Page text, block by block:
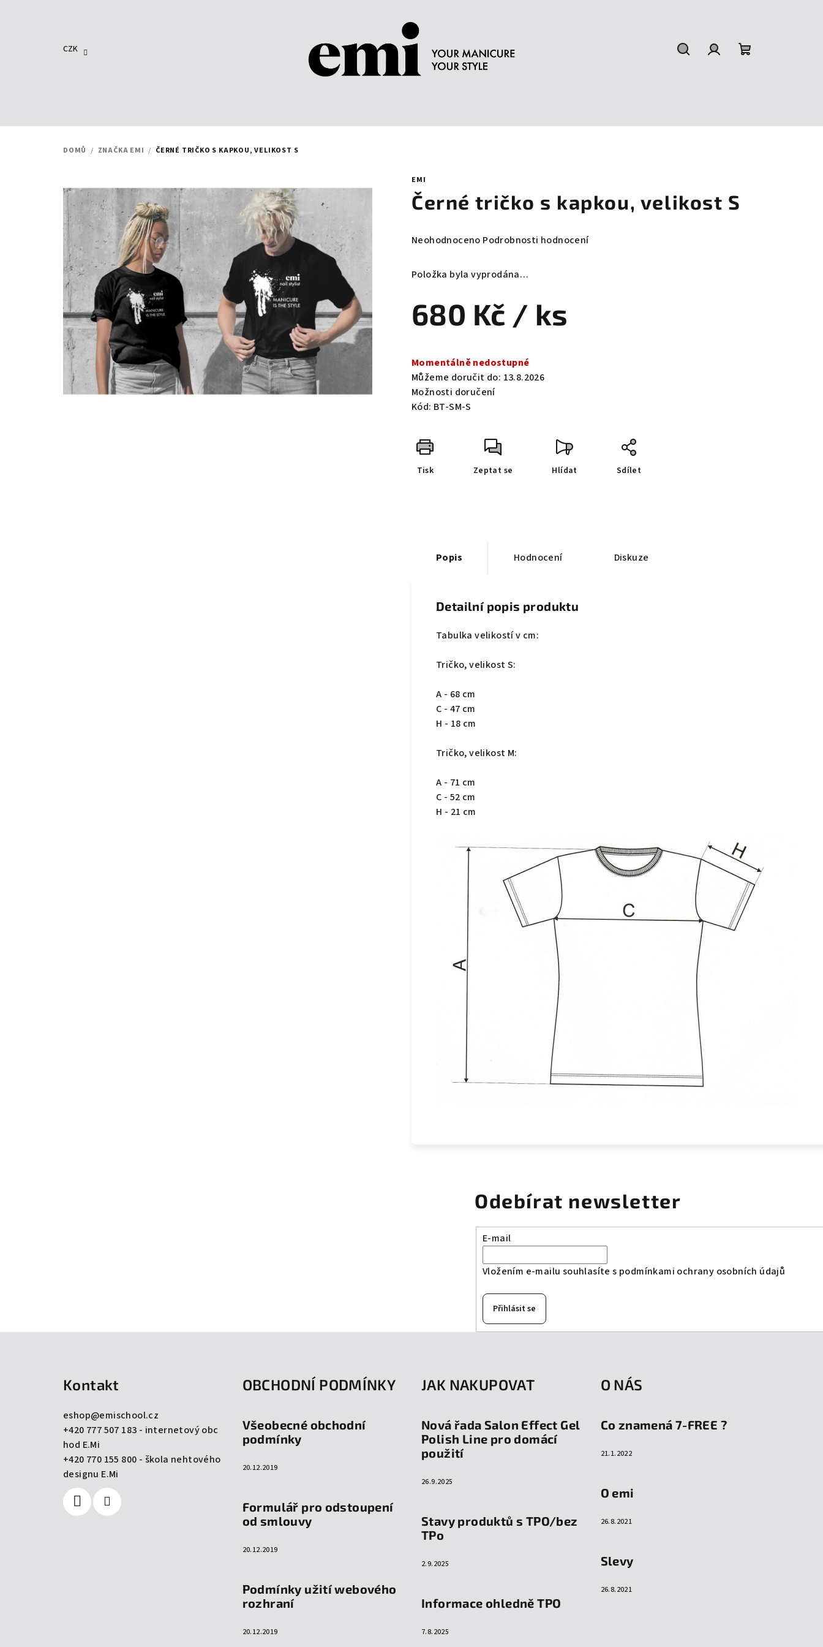
CZK
DOMŮ / ZNAČKA EMI / ČERNÉ TRIČKO S KAPKOU, VELIKOST S
EMI
Černé tričko s kapkou, velikost S
Průměrné
produktu
z
5
Neohodnoceno Podrobnosti hodnocení
Položka byla vyprodána…
680 Kč / ks
cena:
Momentálně nedostupné
Můžeme doručit do: 13.8.2026
Možnosti doručení
Kód: BT-SM-S
Tisk Zeptat se Hlídat Sdílet
Popis Hodnocení Diskuze
Detailní popis produktu
Tabulka velikostí v cm:
Tričko, velikost S:
A - 68 cm
C - 47 cm
H - 18 cm
Tričko, velikost M:
A - 71 cm
C - 52 cm
H - 21 cm
Odebírat newsletter
E-mail
Vložením e-mailu souhlasíte s podmínkami ochrany osobních údajů
Přihlásit se
Kontakt
eshop@emischool.cz
+420 777 507 183 - internetový obc
hod E.Mi
+420 770 155 800 - škola nehtového
designu E.Mi
OBCHODNÍ PODMÍNKY
Všeobecné obchodní
podmínky
20.12.2019
Formulář pro odstoupení
od smlouvy
20.12.2019
Podmínky užití webového
rozhraní
20.12.2019
JAK NAKUPOVAT
Nová řada Salon Effect Gel
Polish Line pro domácí
použití
26.9.2025
Stavy produktů s TPO/bez
TPo
2.9.2025
Informace ohledně TPO
7.8.2025
O NÁS
Co znamená 7-FREE ?
21.1.2022
O emi
26.8.2021
Slevy
26.8.2021